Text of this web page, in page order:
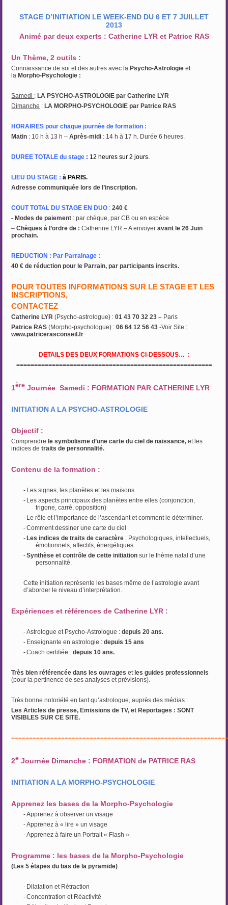
STAGE D’INITIATION LE WEEK-END DU 6 ET 7 JUILLET
2013
Animé par deux experts : Catherine LYR et Patrice RAS
Un Thème, 2 outils :
Connaissance de soi et des autres avec la Psycho-Astrologie et
la Morpho-Psychologie :
Samedi : LA PSYCHO-ASTROLOGIE par Catherine LYR
Dimanche : LA MORPHO-PSYCHOLOGIE par Patrice RAS
HORAIRES pour chaque journée de formation :
Matin : 10 h à 13 h –Après-midi : 14 h à 17 h. Durée 6 heures.
DUREE TOTALE du stage : 12 heures sur 2 jours.
LIEU DU STAGE :à PARIS.
Adresse communiquée lors de l’inscription.
COUT TOTAL DU STAGE EN DUO : 240 €
- Modes de paiement : par chèque, par CB ou en espèce.
–Chèques à l’ordre de :Catherine LYR – A envoyeravant le 26 Juin
prochain.
REDUCTION : Par Parrainage :
40 € de réduction pour le Parrain, par participants inscrits.
POUR TOUTES INFORMATIONS SUR LE STAGE ET LES
INSCRIPTIONS,
CONTACTEZ
Catherine LYR (Psycho-astrologue) : 01 43 70 32 23 – Paris
Patrice RAS (Morpho-psychologue) :06 64 12 56 43 -Voir Site :
www.patricerasconseil.fr
DETAILS DES DEUX FORMATIONS CI-DESSOUS… :
=======================================================
1ère Journée Samedi : FORMATION PAR CATHERINE LYR
INITIATION A LA PSYCHO-ASTROLOGIE
Objectif :
Comprendre le symbolisme d’une carte du ciel de naissance, et les
indices detraits de personnalité.
Contenu de la formation :
- Les signes, les planètes et les maisons.
- Les aspects principaux des planètes entre elles (conjonction,
trigone, carré, opposition)
- Le rôle et l’importance de l’ascendant et comment le déterminer.
-Comment dessiner une carte du ciel
- Les indices de traits de caractère : Psychologiques, intellectuels,
émotionnels, affectifs, énergétiques.
-Synthèse et contrôle de cette initiation sur le thème natal d’une
personnalité.
Cette initiation représente les bases même de l’astrologie avant
d’aborder le niveau d’interprétation.
Expériences et références de Catherine LYR :
-Astrologue et Psycho-Astrologue :depuis 20 ans.
- Enseignante en astrologie :depuis 15 ans
-Coach certifiée : depuis 10 ans.
Très bien référencée dans les ouvragesetles guides professionnels
(pour la pertinence de ses analyses et prévisions).
Très bonne notoriété en tant qu’astrologue, auprès des médias :
Les Articles de presse, Emissions de TV, et Reportages : SONT
VISIBLES SUR CE SITE.
2e Journée Dimanche : FORMATION de PATRICE RAS
INITIATION A LA MORPHO-PSYCHOLOGIE
Apprenez les bases de la Morpho-Psychologie
-Apprenez à observer un visage
-Apprenez à « lire » un visage
-Apprenez à faire un Portrait « Flash »
Programme : les bases de la Morpho-Psychologie
(Les 5 étapes du bas de la pyramide)
- Dilatation et Rétraction
-Concentration et Réactivité